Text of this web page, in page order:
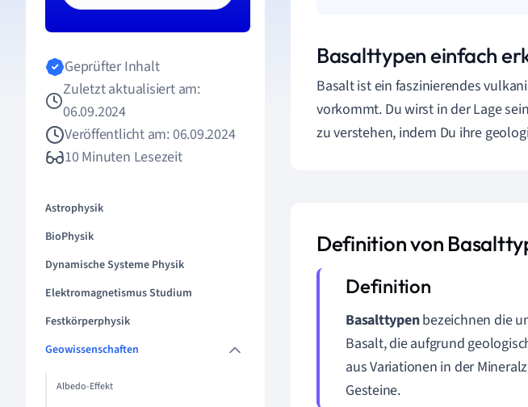
Geprüfter Inhalt
Zuletzt aktualisiert am:
06.09.2024
Veröffentlicht am: 06.09.2024
10 Minuten Lesezeit
Astrophysik
BioPhysik
Dynamische Systeme Physik
Elektromagnetismus Studium
Festkörperphysik
Geowissenschaften
Albedo-Effekt
Basalttypen einfach
Basalt ist ein faszinierendes
vorkommt. Du wirst in der Lage
zu verstehen, indem Du ihre
Definition von
Basalttypenbezeichnen die
Basalt, die aufgrund
aus Variationen in der
Gesteine.